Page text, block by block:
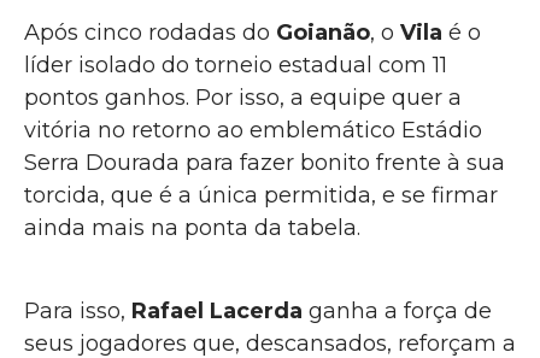
Após cinco rodadas do Goianão, o Vila é o
líder isolado do torneio estadual com 11
pontos ganhos. Por isso, a equipe quer a
vitória no retorno ao emblemático Estádio
Serra Dourada para fazer bonito frente à sua
torcida, que é a única permitida, e se firmar
ainda mais na ponta da tabela.
Para isso, Rafael Lacerda ganha a força de
seus jogadores que, descansados, reforçam a